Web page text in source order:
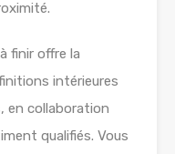
finir offre la
intérieures
en collaboration
qualifiés. Vous